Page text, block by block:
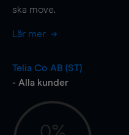
ska move.
Lär mer
Telia Co AB (ST)
- Alla kunder